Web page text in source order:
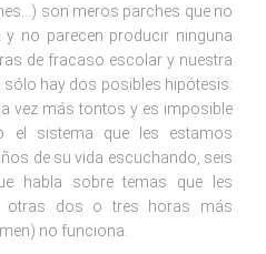
son meros parches que no
no parecen producir ninguna
de fracaso escolar y nuestra
hay dos posibles hipótesis:
vez más tontos y es imposible
el sistema que les estamos
de su vida escuchando, seis
habla sobre temas que les
otras dos o tres horas más
no funciona.